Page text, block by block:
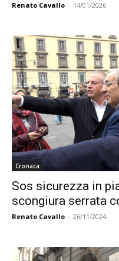
Renato Cavallo - 14/01/2026
Cronaca
Sos sicurezza in
scongiura serrata
Renato Cavallo - 26/11/2024